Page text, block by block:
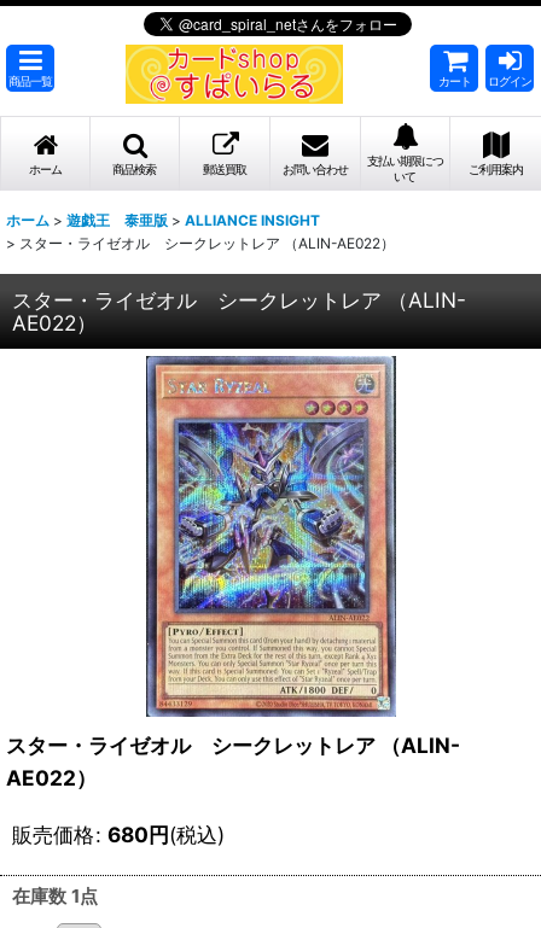
商品一覧 カート ログイン
ホーム 商品検索 郵送買取 お問い合わせ
支払い期限につ
いて
ご利用案内
ホーム > 遊戯王 泰亜版 > ALLIANCE INSIGHT
> スター・ライゼオル シークレットレア （ALIN-AE022）
スター・ライゼオル シークレットレア （ALIN-
AE022）
スター・ライゼオル シークレットレア （ALIN-
AE022）
販売価格: 680円(税込)
在庫数 1点